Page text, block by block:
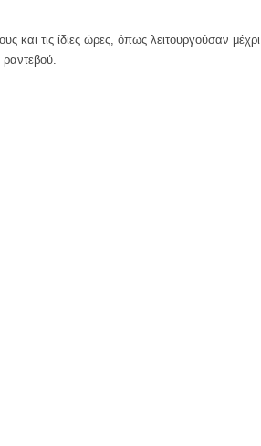
και τις ίδιες ώρες, όπως λειτουργούσαν μέχρι
ραντεβού.